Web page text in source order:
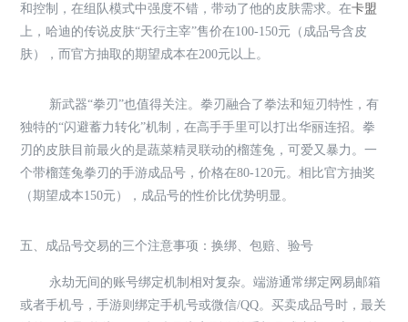
和控制，在组队模式中强度不错，带动了他的皮肤需求。在卡盟
上，哈迪的传说皮肤“天行主宰”售价在100-150元（成品号含皮
肤），而官方抽取的期望成本在200元以上。
新武器“拳刃”也值得关注。拳刃融合了拳法和短刃特性，有
独特的“闪避蓄力转化”机制，在高手手里可以打出华丽连招。拳
刃的皮肤目前最火的是蔬菜精灵联动的榴莲兔，可爱又暴力。一
个带榴莲兔拳刃的手游成品号，价格在80-120元。相比官方抽奖
（期望成本150元），成品号的性价比优势明显。
五、成品号交易的三个注意事项：换绑、包赔、验号
永劫无间的账号绑定机制相对复杂。端游通常绑定网易邮箱
或者手机号，手游则绑定手机号或微信/QQ。买卖成品号时，最关